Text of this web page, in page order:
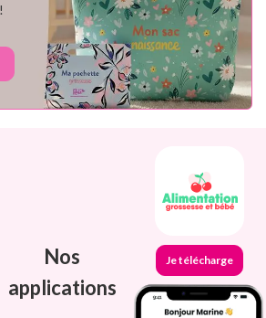
Nos
applications
Je télécharge